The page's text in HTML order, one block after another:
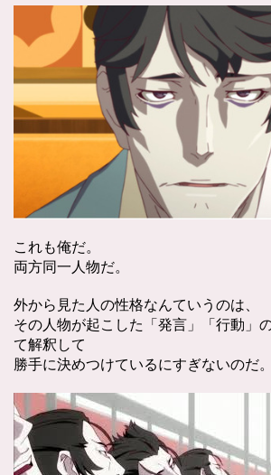
これも俺だ。
両方同一人物だ。
外から見た人の性格なんていうのは、
その人物が起こした「発言」「行動」
て解釈して
勝手に決めつけているにすぎないのだ。